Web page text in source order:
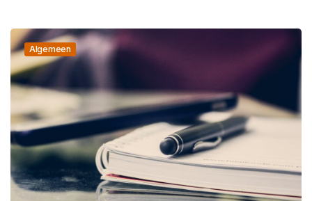
Algemeen